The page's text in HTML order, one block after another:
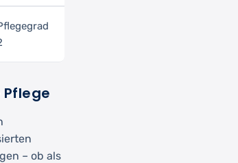
– ob als